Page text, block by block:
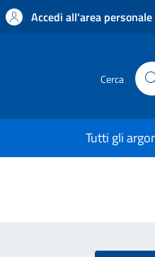
Accedi all'area personale
Cerca
Tutti gli